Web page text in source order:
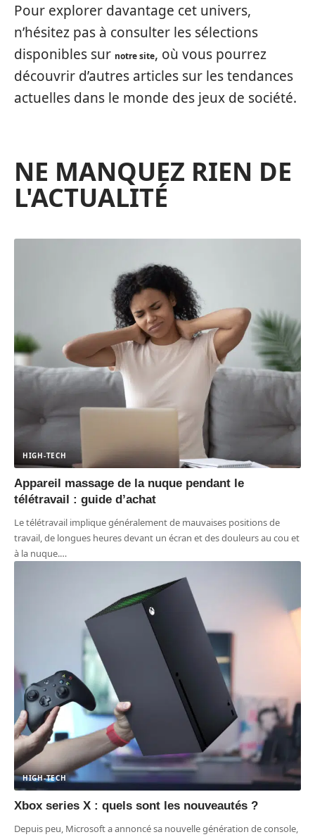
Pour explorer davantage cet univers,
n’hésitez pas à consulter les sélections
disponibles sur notre site, où vous pourrez
découvrir d’autres articles sur les tendances
actuelles dans le monde des jeux de société.
NE MANQUEZ RIEN DE
L'ACTUALITÉ
HIGH-TECH
Appareil massage de la nuque pendant le
télétravail : guide d’achat
Le télétravail implique généralement de mauvaises positions de
travail, de longues heures devant un écran et des douleurs au cou et
à la nuque.…
HIGH-TECH
Xbox series X : quels sont les nouveautés ?
Depuis peu, Microsoft a annoncé sa nouvelle génération de console,